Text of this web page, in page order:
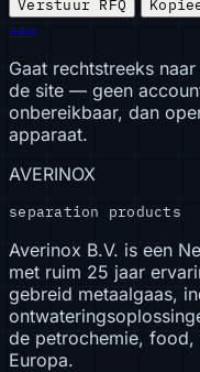
Verstuur RFQ
aan
Gaat rechtstreeks
de site — geen
onbereikbaar, dan
apparaat.
AVERINOX
separation products
Averinox B.V. is een
met ruim 25 jaar
gebreid metaalgaas,
de petrochemie, food,
Europa.